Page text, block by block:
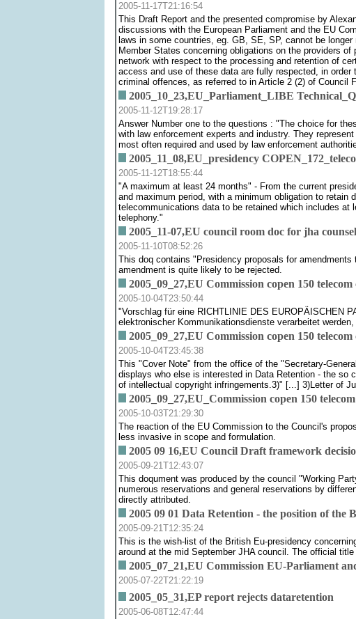
2005-11-17T21:16:54
This Draft Report and the presented compromise by
discussions with the European Parliament and the EU
laws in some countries, eg. GB, SE, SP, cannot be
Member States concerning obligations on the providers
network with respect to the processing and retention of
access and use of these data are fully respected, in
criminal offences, as referred to in Article 2 (2) of Council
2005_10_23,EU_Parliament_LIBE
2005-11-12T19:28:17
Answer Number one to the questions : "The choice for
with law enforcement experts and industry. They
most often required and used by law enforcement
2005_11_08,EU_presidency
2005-11-12T18:55:44
"A maximum at least 24 months" - From the current
and maximum period, with a minimum obligation to
telecommunications data to be retained which includes
telephony."
2005_11-07,EU council room doc for jha
2005-11-10T08:52:26
This doq contains "Presidency proposals for
amendment is quite likely to be rejected.
2005_09_27,EU Commission copen 150
2005-10-04T23:50:44
"Vorschlag für eine RICHTLINIE DES EUROPÄISCHEN
elektronischer Kommunikationsdienste verarbeitet
2005_09_27,EU Commission copen 150
2005-10-04T23:45:38
This "Cover Note" from the office of the "Secretary-
displays who else is interested in Data Retention - the so
of intellectual copyright infringements.3)" [...] 3)Letter of
2005_09_27,EU_Commission copen 150
2005-10-03T21:29:30
The reaction of the EU Commission to the Council's
less invasive in scope and formulation.
2005 09 16,EU Council Draft framework
2005-09-21T12:43:07
This doqument was produced by the council "Working
numerous reservations and general reservations by
directly attributed.
2005 09 01 Data Retention - the position of the
2005-09-21T12:35:24
This is the wish-list of the British Eu-presidency
around at the mid September JHA council. The official
2005_07_21,EU Commission EU-Parliament
2005-07-22T21:22:19
2005_05_31,EP report rejects dataretention
2005-06-08T12:47:44